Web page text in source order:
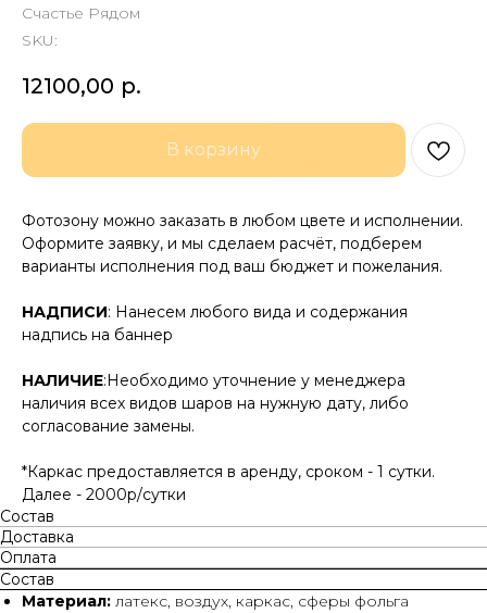
Счастье Рядом
SKU:
12100,00 р.
В корзину
Фотозону можно заказать в любом цвете и исполнении.
Оформите заявку, и мы сделаем расчёт, подберем
варианты исполнения под ваш бюджет и пожелания.
НАДПИСИ: Нанесем любого вида и содержания
надпись на баннер
НАЛИЧИЕ:Необходимо уточнение у менеджера
наличия всех видов шаров на нужную дату, либо
согласование замены.
*Каркас предоставляется в аренду, сроком - 1 сутки.
Далее - 2000р/сутки
Состав
Доставка
Оплата
Состав
Материал: латекс, воздух, каркас, сферы фольга